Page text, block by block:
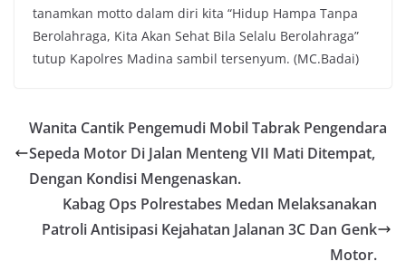
tanamkan motto dalam diri kita “Hidup Hampa Tanpa
Berolahraga, Kita Akan Sehat Bila Selalu Berolahraga”
tutup Kapolres Madina sambil tersenyum. (MC.Badai)
Wanita Cantik Pengemudi Mobil Tabrak Pengendara
Sepeda Motor Di Jalan Menteng VII Mati Ditempat,
Dengan Kondisi Mengenaskan.
Kabag Ops Polrestabes Medan Melaksanakan
Patroli Antisipasi Kejahatan Jalanan 3C Dan Genk
Motor.